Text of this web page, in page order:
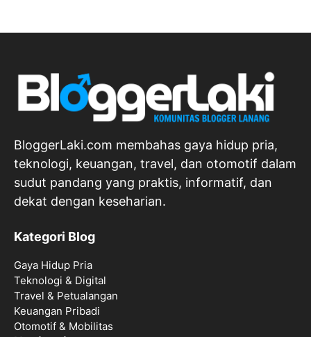
BloggerLaki.com membahas gaya hidup pria,
teknologi, keuangan, travel, dan otomotif dalam
sudut pandang yang praktis, informatif, dan
dekat dengan keseharian.
Kategori Blog
Gaya Hidup Pria
Teknologi & Digital
Travel & Petualangan
Keuangan Pribadi
Otomotif & Mobilitas